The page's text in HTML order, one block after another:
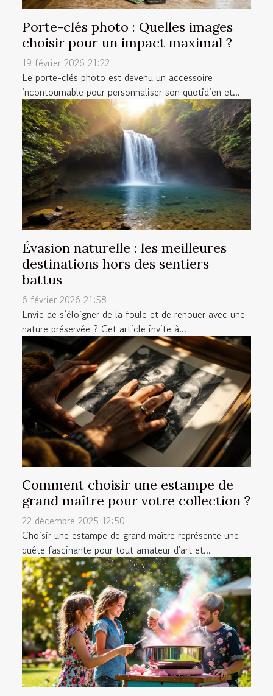
Porte-clés photo : Quelles images
choisir pour un impact maximal ?
19 février 2026 21:22
Le porte-clés photo est devenu un accessoire
incontournable pour personnaliser son quotidien et...
Évasion naturelle : les meilleures
destinations hors des sentiers
battus
6 février 2026 21:58
Envie de s’éloigner de la foule et de renouer avec une
nature préservée ? Cet article invite à...
Comment choisir une estampe de
grand maître pour votre collection ?
22 décembre 2025 12:50
Choisir une estampe de grand maître représente une
quête fascinante pour tout amateur d'art et...